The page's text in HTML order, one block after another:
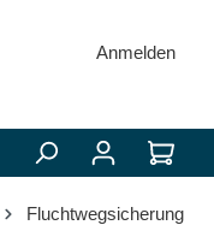
Anmelden
Fluchtwegsicherung